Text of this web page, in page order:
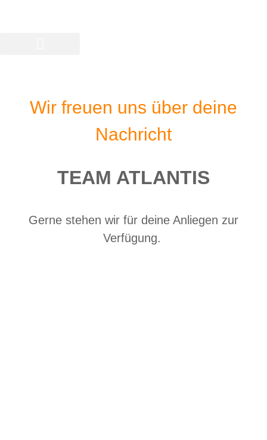
Wir freuen uns über deine
Nachricht
TEAM ATLANTIS
Gerne stehen wir für deine Anliegen zur
Verfügung.